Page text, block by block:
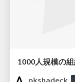
pkshadeck